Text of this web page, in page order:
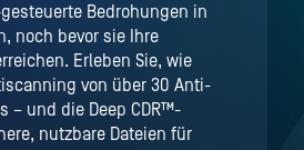
Bedrohungen in
noch bevor sie Ihre
Erleben Sie, wie
von über 30 Anti-
– und die Deep CDR™-
nutzbare Dateien für